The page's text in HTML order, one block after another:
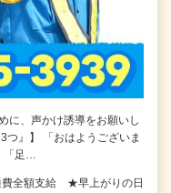
に、声かけ誘導をお願いし
つ』】 「おはようございま
「足…
費全額支給 ★早上がりの日